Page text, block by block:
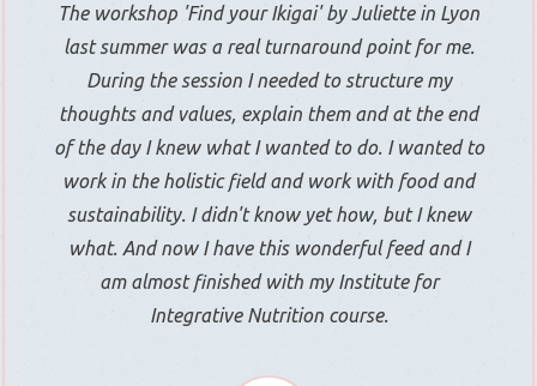
The workshop 'Find your Ikigai' by Juliette in Lyon
last summer was a real turnaround point for me.
During the session I needed to structure my
thoughts and values, explain them and at the end
of the day I knew what I wanted to do. I wanted to
work in the holistic field and work with food and
sustainability. I didn't know yet how, but I knew
what. And now I have this wonderful feed and I
am almost finished with my Institute for
Integrative Nutrition course.